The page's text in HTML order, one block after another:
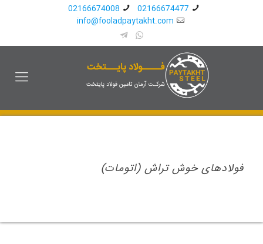
02166674477
02166674008
info@fooladpaytakht.com
فولادهای خوش تراش (اتومات)